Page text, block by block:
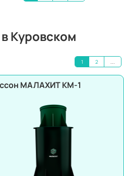
Куровском
1 2
МАЛАХИТ КМ-1